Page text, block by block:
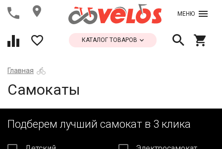
МЕНЮ
КАТАЛОГ ТОВАРОВ
Главная
Самокаты
Подберем лучший самокат в 3 клика